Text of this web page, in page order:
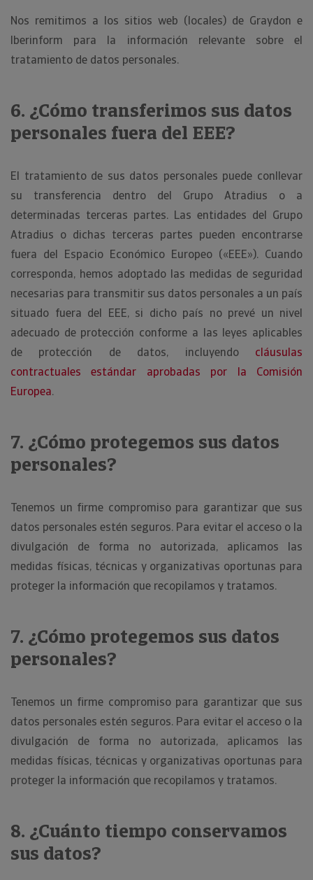
Nos remitimos a los sitios web (locales) de Graydon e
Iberinform para la información relevante sobre el
tratamiento de datos personales.
6. ¿Cómo transferimos sus datos
personales fuera del EEE?
El tratamiento de sus datos personales puede conllevar
su transferencia dentro del Grupo Atradius o a
determinadas terceras partes. Las entidades del Grupo
Atradius o dichas terceras partes pueden encontrarse
fuera del Espacio Económico Europeo («EEE»). Cuando
corresponda, hemos adoptado las medidas de seguridad
necesarias para transmitir sus datos personales a un país
situado fuera del EEE, si dicho país no prevé un nivel
adecuado de protección conforme a las leyes aplicables
de protección de datos, incluyendo cláusulas
contractuales estándar aprobadas por la Comisión
Europea.
7. ¿Cómo protegemos sus datos
personales?
Tenemos un firme compromiso para garantizar que sus
datos personales estén seguros. Para evitar el acceso o la
divulgación de forma no autorizada, aplicamos las
medidas físicas, técnicas y organizativas oportunas para
proteger la información que recopilamos y tratamos.
7. ¿Cómo protegemos sus datos
personales?
Tenemos un firme compromiso para garantizar que sus
datos personales estén seguros. Para evitar el acceso o la
divulgación de forma no autorizada, aplicamos las
medidas físicas, técnicas y organizativas oportunas para
proteger la información que recopilamos y tratamos.
8. ¿Cuánto tiempo conservamos
sus datos?